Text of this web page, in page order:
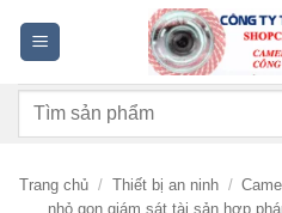
dung
Tìm
Trang chủ / Thiết bị an ninh /
nhỏ gọn giám sát tài sản hợp